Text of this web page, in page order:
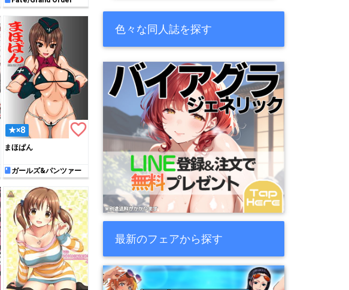
★×8 favorite_border
まほぱん
ガールズ&パンツァー
色々な同人誌を探す
最新のフェアから探す